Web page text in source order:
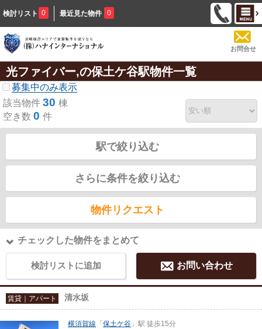
検討リスト 0 最近見た物件 0
お問合せ
光ファイバー,の保土ケ谷駅物件一覧
募集中のみ表示
該当物件 30 棟
空き数 0 件
駅で絞り込む
さらに条件を絞り込む
物件リクエスト
チェックした物件をまとめて
検討リストに追加 お問い合わせ
賃貸｜アパート 清水坂
横須賀線 「 保土ケ谷 」駅 徒歩15分